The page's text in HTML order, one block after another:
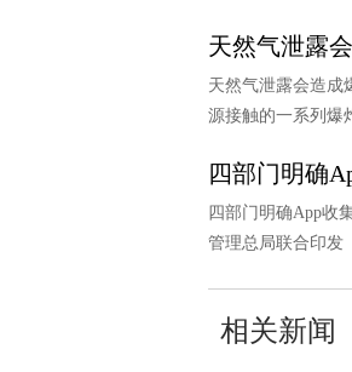
天然气泄露
天然气泄露会造成
源接触的一系列爆
四部门明确
四部门明确App收
管理总局联合印发
相关新闻